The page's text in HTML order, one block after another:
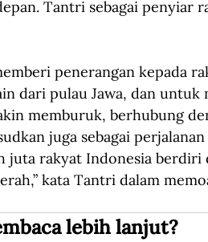
Tantri sebagai penyiar
penerangan kepada
dari pulau Jawa, dan untuk
memburuk, berhubung
juga sebagai
juta rakyat Indonesia berdiri
kata Tantri dalam
lebih lanjut?